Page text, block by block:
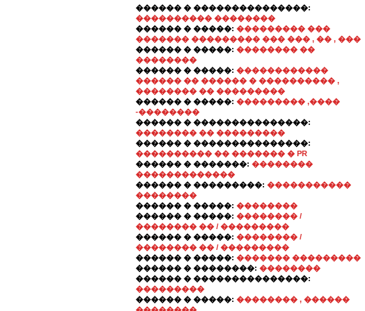
������ � ���������������:
���������� ��������
������ � �����: ��������� ���
������� ��������� ��� ��� , �� , ���
������ � �����: �������� ��
��������
������ � �����: ������������
������ �� ������ � ���������� ,
�������� �� ���������
������ � �����: ��������� ,����
-��������
������ � ���������������:
�������� �� ���������
������ � ���������������:
���������� �� ������� � PR
������ � �������: ��������
�������������
������ � ���������: �����������
��������
������ � �����: ��������
������ � �����: �������� /
�������� �� / ���������
������ � �����: �������� /
�������� �� / ���������
������ � �����: ������� ���������
������ � ��������: ��������
������ � ���������������:
���������
������ � �����: �������� , ������